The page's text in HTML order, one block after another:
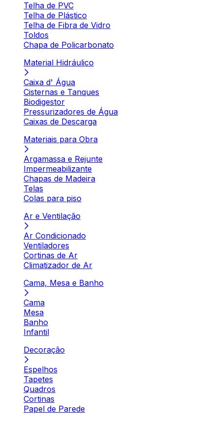
Telha de PVC
Telha de Plástico
Telha de Fibra de Vidro
Toldos
Chapa de Policarbonato
Material Hidráulico
Caixa d' Água
Cisternas e Tanques
Biodigestor
Pressurizadores de Água
Caixas de Descarga
Materiais para Obra
Argamassa e Rejunte
Impermeabilizante
Chapas de Madeira
Telas
Colas para piso
Ar e Ventilação
Ar Condicionado
Ventiladores
Cortinas de Ar
Climatizador de Ar
Cama, Mesa e Banho
Cama
Mesa
Banho
Infantil
Decoração
Espelhos
Tapetes
Quadros
Cortinas
Papel de Parede